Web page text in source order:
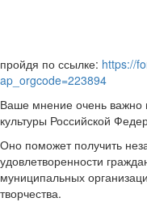
пройдя по ссылке: https://
ap_orgcode=223894
Ваше мнение очень важно
культуры Российской
Оно поможет получить
удовлетворенности
муниципальных
творчества.